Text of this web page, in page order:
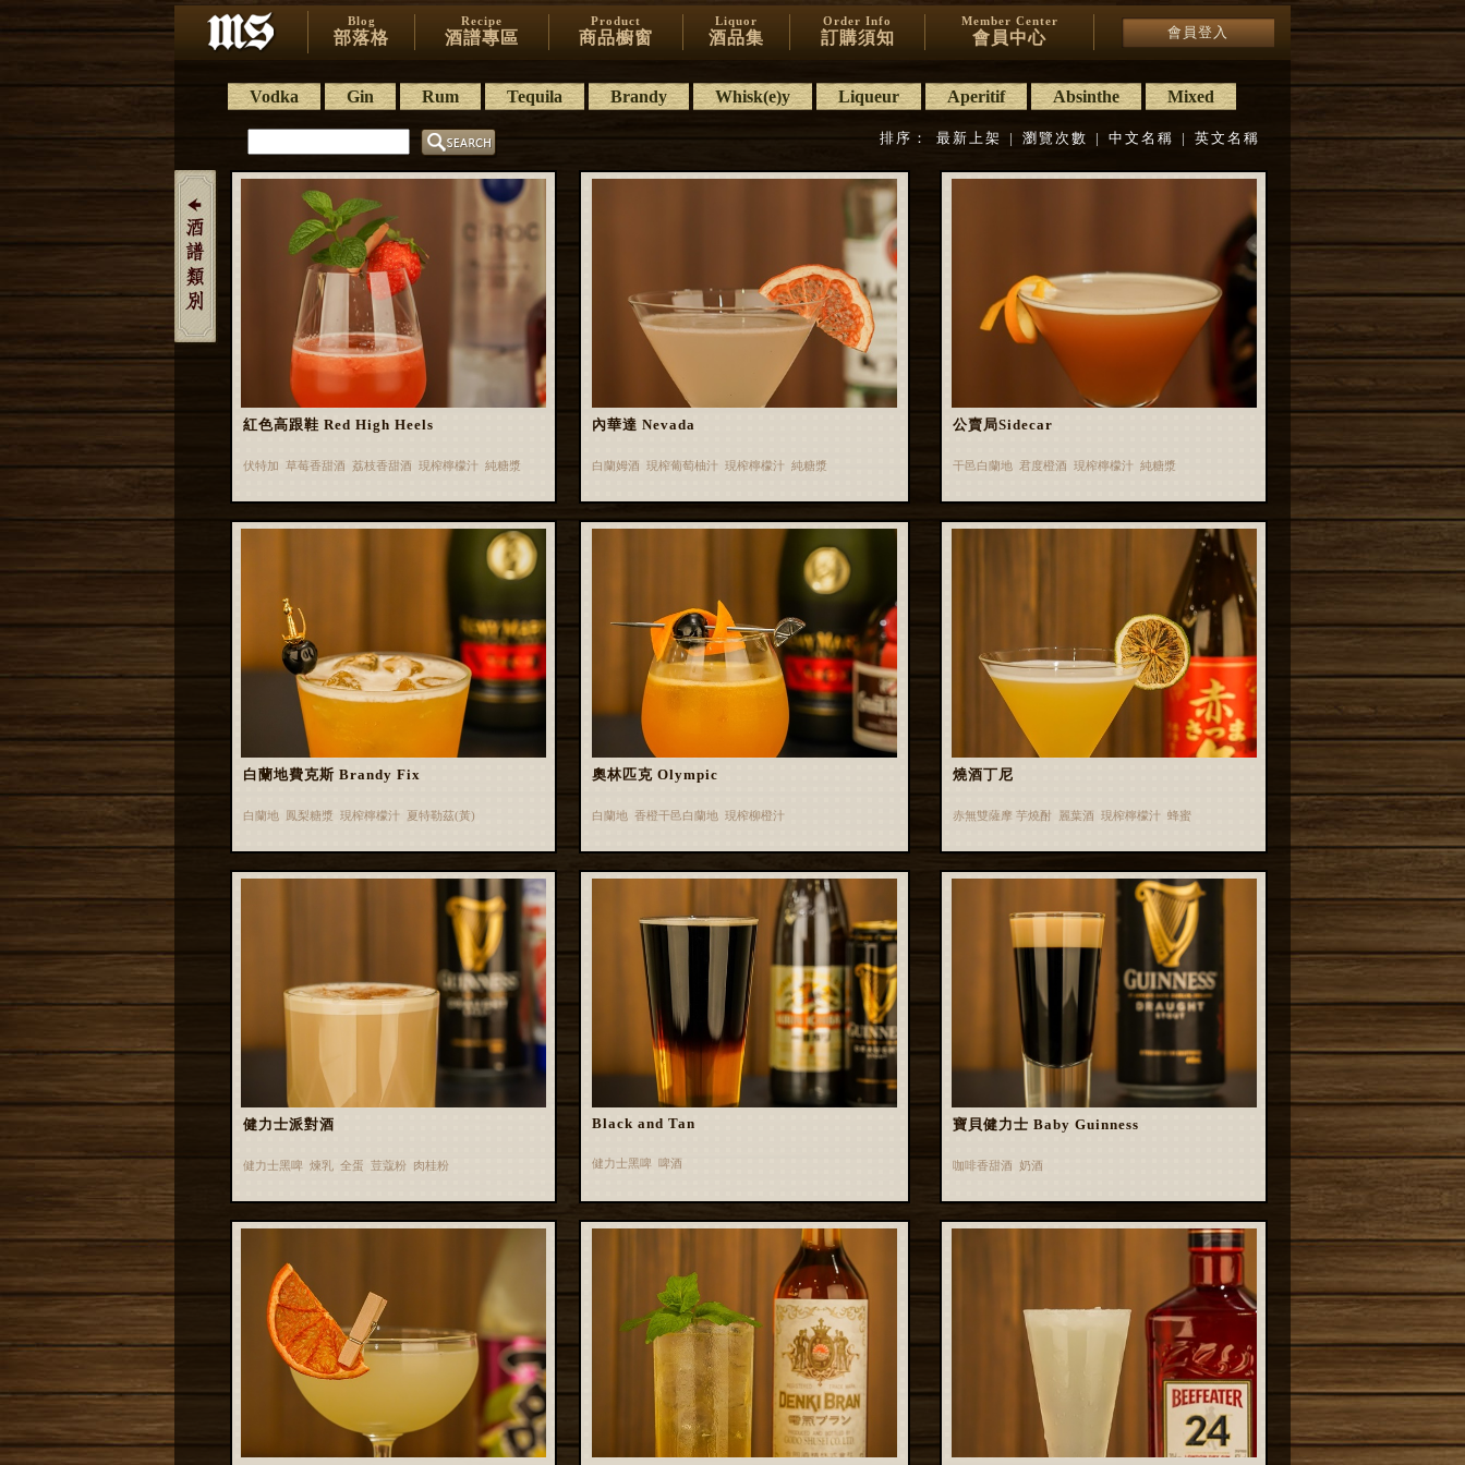
Blog
部落格
Recipe
酒譜專區
Product
商品櫥窗
Liquor
酒品集
Order Info
訂購須知
Member Center
會員中心 會員登入
Vodka Gin Rum Tequila Brandy Whisk(e)y Liqueur Aperitif Absinthe Mixed
排序： 最新上架 | 瀏覽次數 | 中文名稱 | 英文名稱
紅色高跟鞋 Red High Heels
伏特加 草莓香甜酒 荔枝香甜酒 現榨檸檬汁 純糖漿
內華達 Nevada
白蘭姆酒 現榨葡萄柚汁 現榨檸檬汁 純糖漿
公賣局Sidecar
干邑白蘭地 君度橙酒 現榨檸檬汁 純糖漿
白蘭地費克斯 Brandy Fix
白蘭地 鳳梨糖漿 現榨檸檬汁 夏特勒茲(黃)
奧林匹克 Olympic
白蘭地 香橙干邑白蘭地 現榨柳橙汁
燒酒丁尼
赤無雙薩摩 芋燒酎 麗葉酒 現榨檸檬汁 蜂蜜
健力士派對酒
健力士黑啤 煉乳 全蛋 荳蔻粉 肉桂粉
Black and Tan
健力士黑啤 啤酒
寶貝健力士 Baby Guinness
咖啡香甜酒 奶酒